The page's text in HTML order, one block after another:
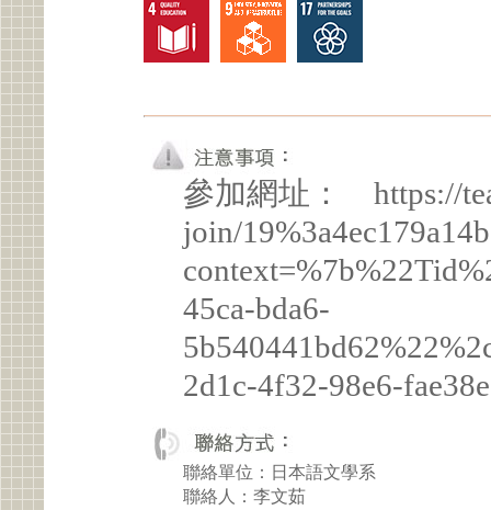
參加網址： https://
join/
45ca-bda6-
2d1c-4f32-98e6-
聯絡單位：日本語文學系
聯絡人：李文茹